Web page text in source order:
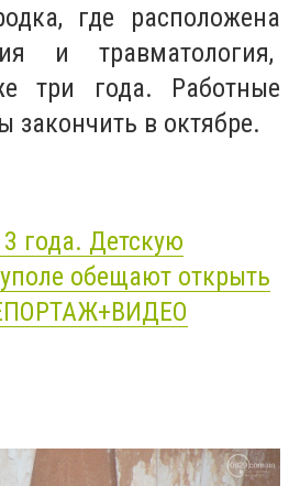
где расположена
и травматология,
три года. Работные
в октябре.
года. Детскую
обещают открыть